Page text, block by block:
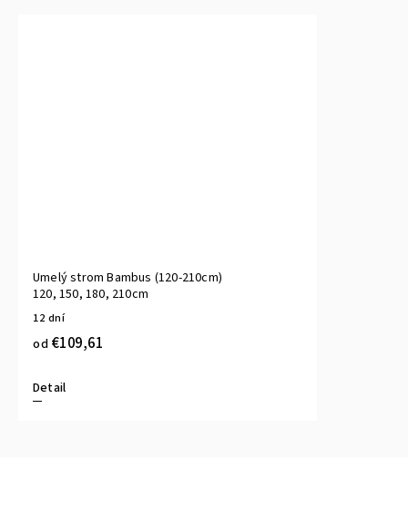
Umelý strom Bambus (120-210cm)
120, 150, 180, 210cm
12 dní
od €109,61
Detail